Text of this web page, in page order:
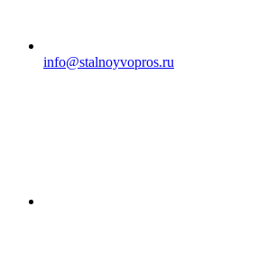
info@stalnoyvopros.ru